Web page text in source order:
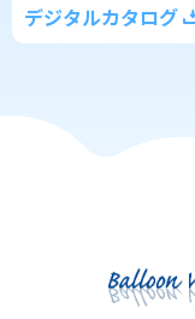
デジタルカタログ